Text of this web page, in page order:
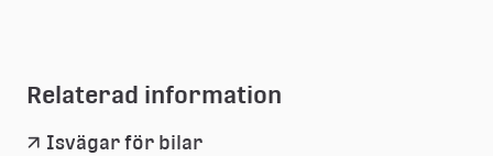
Relaterad information
Isvägar för bilar